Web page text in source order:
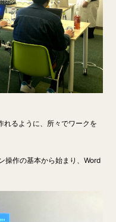
れるように、所々でワークを
操作の基本から始まり、Word